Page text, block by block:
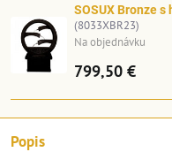
Popis
SOSUX Bronze
(8033XBR23)
Na objednávku
799,50 €